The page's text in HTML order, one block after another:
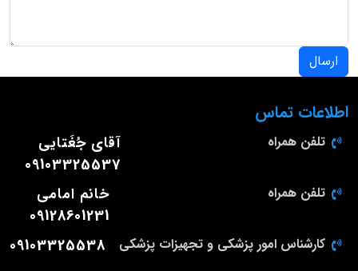
ارسال
اطلاعات تماس
تلفن همراه
آقای جُغَتایی
09103325537
تلفن همراه
خانم امامی
09128601231
کارشناس امور پزشکی و تجهیزات پزشکی 09103325538